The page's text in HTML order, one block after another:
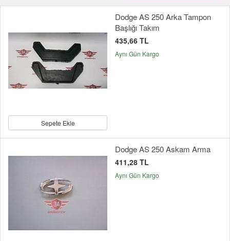
Sepete Ekle
Dodge AS 250 Arka Tampon
Başlığı Takım
435,66 TL
Aynı Gün Kargo
Dodge AS 250 Askam Arma
411,28 TL
Aynı Gün Kargo